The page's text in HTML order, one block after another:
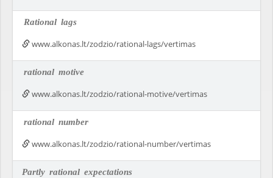
Rational lags
www.alkonas.lt/zodzio/rational-lags/vertimas
rational motive
www.alkonas.lt/zodzio/rational-motive/vertimas
rational number
www.alkonas.lt/zodzio/rational-number/vertimas
Partly rational expectations